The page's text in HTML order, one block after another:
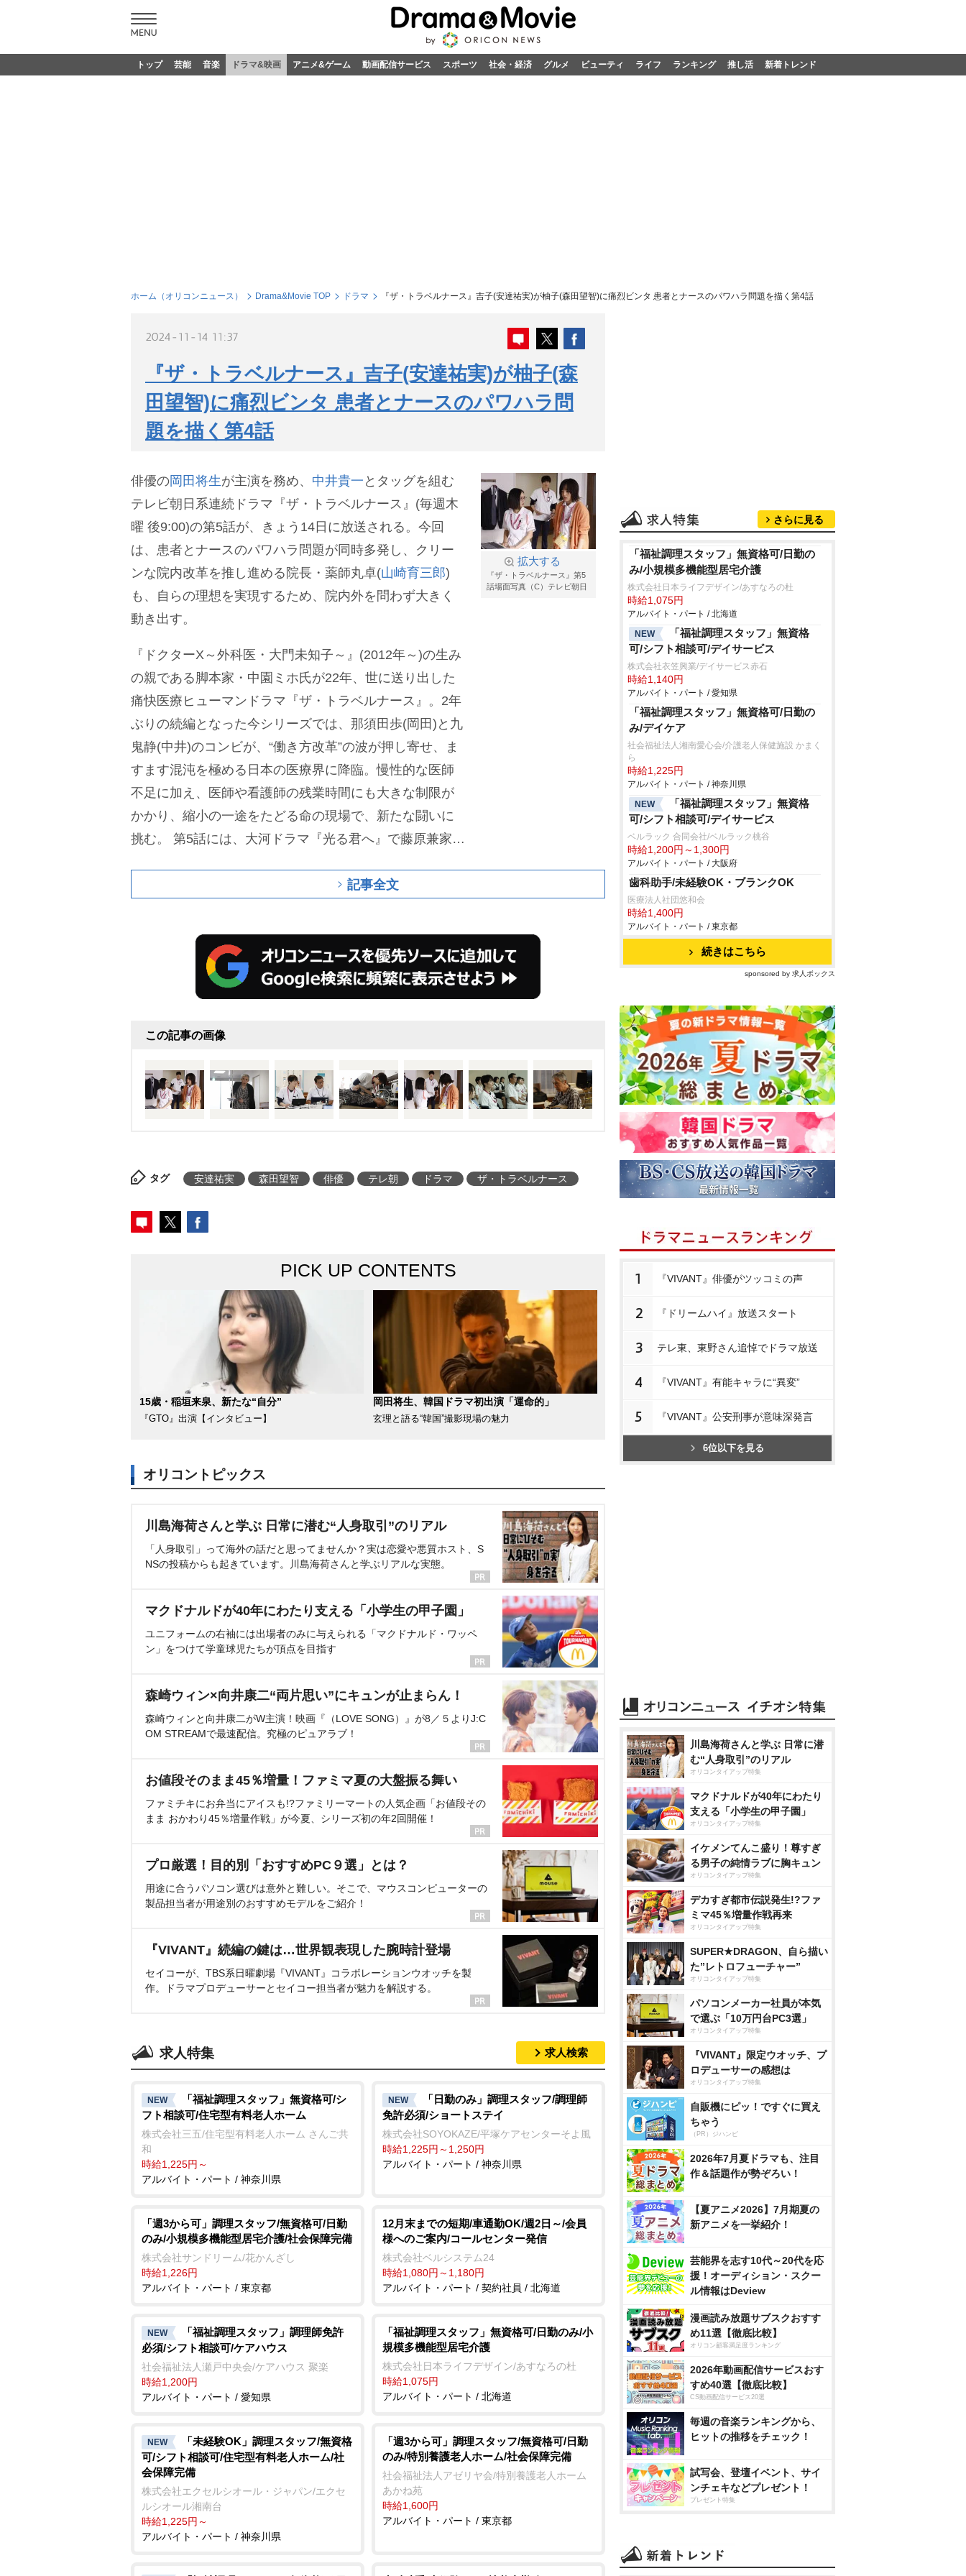
トップ 芸能 音楽 ドラマ&映画 アニメ&ゲーム 動画配信サービス スポーツ 社会・経済 グルメ ビューティ ライフ ランキング 推し活 新着トレンド
ホーム（オリコンニュース） Drama&Movie TOP ドラマ 『ザ・トラベルナース』吉子(安達祐実)が柚子(森田望智)に痛烈ビンタ 患者とナースのパワハラ問題を描く第4話
2024-11-14 11:37
『ザ・トラベルナース』吉子(安達祐実)が柚子(森
田望智)に痛烈ビンタ 患者とナースのパワハラ問
題を描く第4話
拡大する
『ザ・トラベルナース』第5
話場面写真（C）テレビ朝日
俳優の岡田将生が主演を務め、 中井貴一 とタッグを組む
テレビ朝日系連続ドラマ『ザ・トラベルナース』(毎週木
曜 後9:00)の第5話が、きょう14日に放送される。今回
は、患者とナースのパワハラ問題が同時多発し、クリー
ンな院内改革を推し進める院長・薬師丸卓(山崎育三郎)
も、自らの理想を実現するため、院内外を問わず大きく
動き出す。
『ドクターX～外科医・大門未知子～』(2012年～)の生み
の親である脚本家・中園ミホ氏が22年、世に送り出した
痛快医療ヒューマンドラマ『ザ・トラベルナース』。2年
ぶりの続編となった今シリーズでは、那須田歩(岡田)と九
鬼静(中井)のコンビが、“働き方改革”の波が押し寄せ、ま
すます混沌を極める日本の医療界に降臨。慢性的な医師
不足に加え、医師や看護師の残業時間にも大きな制限が
かかり、縮小の一途をたどる命の現場で、新たな闘いに
挑む。
第5話には、大河ドラマ『光る君へ』で藤原兼家を
役でゲスト出演。五味が新たに入院してきたことで、物
記事全文
この記事の画像
タグ 安達祐実 森田望智 俳優 テレ朝 ドラマ ザ・トラベルナース
PICK UP CONTENTS
15歳・稲垣来泉、新たな“自分”
『GTO』出演【インタビュー】
岡田将生、韓国ドラマ初出演「運命的」
玄理と語る“韓国”撮影現場の魅力
オリコントピックス
川島海荷さんと学ぶ 日常に潜む“人身取引”のリアル
「人身取引」って海外の話だと思ってませんか？実は恋愛や悪質ホスト、S
NSの投稿からも起きています。川島海荷さんと学ぶリアルな実態。
マクドナルドが40年にわたり支える「小学生の甲子園」
ユニフォームの右袖には出場者のみに与えられる「マクドナルド・ワッペ
ン」をつけて学童球児たちが頂点を目指す
森崎ウィン×向井康二“両片思い”にキュンが止まらん！
森崎ウィンと向井康二がW主演！映画『（LOVE SONG）』が8／５よりJ:C
OM STREAMで最速配信。究極のピュアラブ！
お値段そのまま45％増量！ファミマ夏の大盤振る舞い
ファミチキにお弁当にアイスも!?ファミリーマートの人気企画「お値段その
まま おかわり45％増量作戦」が今夏、シリーズ初の年2回開催！
プロ厳選！目的別「おすすめPC９選」とは？
用途に合うパソコン選びは意外と難しい。そこで、マウスコンピューターの
製品担当者が用途別のおすすめモデルをご紹介！
『VIVANT』続編の鍵は…世界観表現した腕時計登場
セイコーが、TBS系日曜劇場『VIVANT』コラボレーションウオッチを製
作。ドラマプロデューサーとセイコー担当者が魅力を解説する。
求人特集 求人検索
NEW
「福祉調理スタッフ」無資格可/シ
フト相談可/住宅型有料老人ホーム
株式会社三五/住宅型有料老人ホーム さんご共
和
時給1,225円～
アルバイト・パート / 神奈川県
NEW
「日勤のみ」調理スタッフ/調理師
免許必須/ショートステイ
株式会社SOYOKAZE/平塚ケアセンターそよ風
時給1,225円～1,250円
アルバイト・パート / 神奈川県
「週3から可」調理スタッフ/無資格可/日勤
のみ/小規模多機能型居宅介護/社会保障完備
株式会社サンドリーム/花かんざし
時給1,226円
アルバイト・パート / 東京都
12月末までの短期/車通勤OK/週2日～/会員
様へのご案内/コールセンター発信
株式会社ベルシステム24
時給1,080円～1,180円
アルバイト・パート / 契約社員 / 北海道
NEW
「福祉調理スタッフ」調理師免許
必須/シフト相談可/ケアハウス
社会福祉法人瀬戸中央会/ケアハウス 聚楽
時給1,200円
アルバイト・パート / 愛知県
「福祉調理スタッフ」無資格可/日勤のみ/小
規模多機能型居宅介護
株式会社日本ライフデザイン/あすなろの杜
時給1,075円
アルバイト・パート / 北海道
NEW
「未経験OK」調理スタッフ/無資格
可/シフト相談可/住宅型有料老人ホーム/社
会保障完備
株式会社エクセルシオール・ジャパン/エクセ
ルシオール湘南台
時給1,225円～
アルバイト・パート / 神奈川県
「週3から可」調理スタッフ/無資格可/日勤
のみ/特別養護老人ホーム/社会保障完備
社会福祉法人アゼリヤ会/特別養護老人ホーム
あかね苑
時給1,600円
アルバイト・パート / 東京都
さらに見る
「福祉調理スタッフ」無資格可/日勤の
み/小規模多機能型居宅介護
株式会社日本ライフデザイン/あすなろの杜
時給1,075円
アルバイト・パート / 北海道
NEW
「福祉調理スタッフ」無資格
可/シフト相談可/デイサービス
株式会社衣笠興業/デイサービス赤石
時給1,140円
アルバイト・パート / 愛知県
「福祉調理スタッフ」無資格可/日勤の
み/デイケア
社会福祉法人湘南愛心会/介護老人保健施設 かまく
ら
時給1,225円
アルバイト・パート / 神奈川県
NEW
「福祉調理スタッフ」無資格
可/シフト相談可/デイサービス
ベルラック 合同会社/ベルラック桃谷
時給1,200円～1,300円
アルバイト・パート / 大阪府
歯科助手/未経験OK・ブランクOK
医療法人社団悠和会
時給1,400円
アルバイト・パート / 東京都
続きはこちら
sponsored by 求人ボックス
1 『VIVANT』俳優がツッコミの声
2 『ドリームハイ』放送スタート
3 テレ東、東野さん追悼でドラマ放送
4 『VIVANT』有能キャラに“異変”
5 『VIVANT』公安刑事が意味深発言
6位以下を見る
川島海荷さんと学ぶ 日常に潜
む“人身取引”のリアル
オリコンタイアップ特集
マクドナルドが40年にわたり
支える「小学生の甲子園」
オリコンタイアップ特集
イケメンてんこ盛り！尊すぎ
る男子の純情ラブに胸キュン
オリコンタイアップ特集
デカすぎ都市伝説発生!?ファ
ミマ45％増量作戦再来
オリコンタイアップ特集
SUPER★DRAGON、自ら描い
た”レトロフューチャー”
オリコンタイアップ特集
パソコンメーカー社員が本気
で選ぶ「10万円台PC3選」
オリコンタイアップ特集
『VIVANT』限定ウオッチ、プ
ロデューサーの感想は
オリコンタイアップ特集
自販機にピッ！ですぐに買え
ちゃう
（PR）ジハンピ
2026年7月夏ドラマも、注目
作＆話題作が勢ぞろい！
【夏アニメ2026】7月期夏の
新アニメを一挙紹介！
芸能界を志す10代～20代を応
援！オーディション・スクー
ル情報はDeview
漫画読み放題サブスクおすす
め11選【徹底比較】
オリコン顧客満足度ランキング
2026年動画配信サービスおす
すめ40選【徹底比較】
CS動画配信サービス20選
毎週の音楽ランキングから、
ヒットの推移をチェック！
試写会、登壇イベント、サイ
ンチェキなどプレゼント！
プレゼント特集